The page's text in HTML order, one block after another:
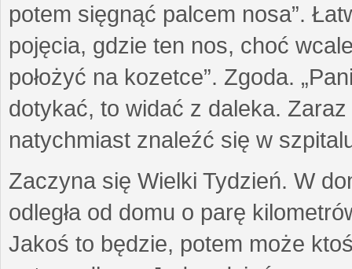
potem sięgnąć palcem nosa”.
pojęcia, gdzie ten nos, choć
położyć na kozetce”. Zgoda.
dotykać, to widać z daleka.
natychmiast znaleźć się w
Zaczyna się Wielki Tydzień. W
odległa od domu o parę
Jakoś to będzie, potem może